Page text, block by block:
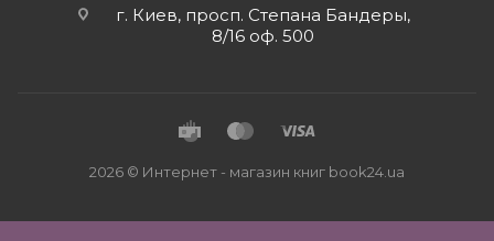
г. Киев, просп. Степана Бандеры,
8/16 оф. 500
2026 © Интернет - магазин книг book24.ua